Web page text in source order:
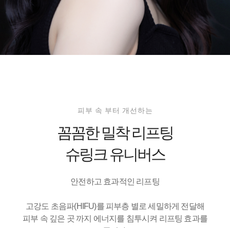
피부 속 부터 개선하는
꼼꼼한 밀착 리프팅
슈링크 유니버스
안전하고 효과적인 리프팅
고강도 초음파(HIFU)를 피부층 별로 세밀하게 전달해
피부 속 깊은 곳 까지 에너지를 침투시켜 리프팅 효과를